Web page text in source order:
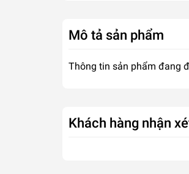
Mô tả sản phẩm
Thông tin sản phẩm đang
Khách hàng nhận